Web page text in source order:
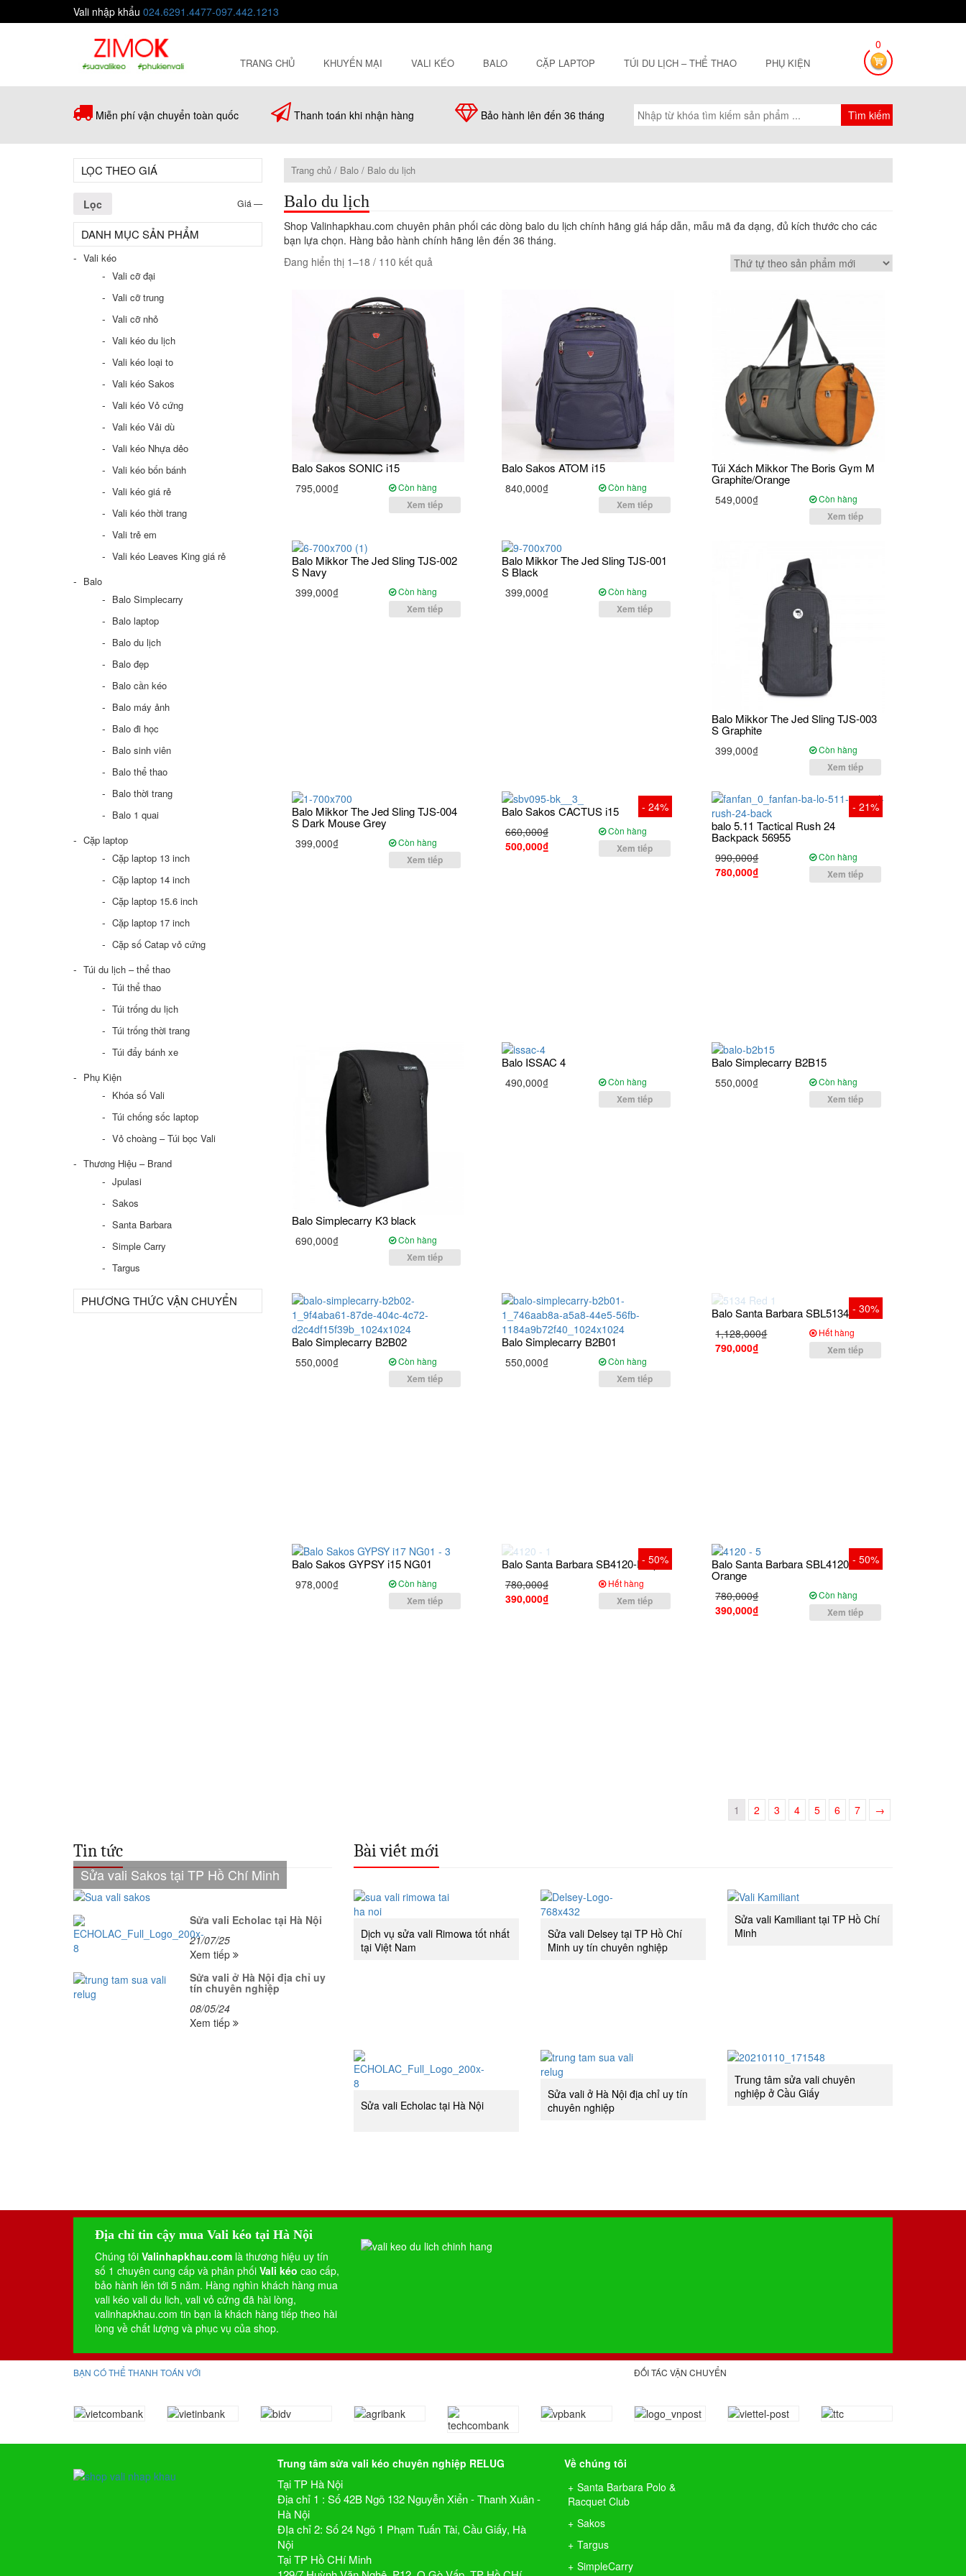
Vali nhập khẩu 024.6291.4477-097.442.1213
TRANG CHỦ KHUYẾN MẠI VALI KÉO BALO CẶP LAPTOP TÚI DU LỊCH – THỂ THAO PHỤ KIỆN
0
Miễn phí vận chuyển toàn quốc Thanh toán khi nhận hàng Bảo hành lên đến 36 tháng
LỌC THEO GIÁ
Lọc Giá —
DANH MỤC SẢN PHẨM
Vali kéo
Vali cỡ đại
Vali cỡ trung
Vali cỡ nhỏ
Vali kéo du lịch
Vali kéo loại to
Vali kéo Sakos
Vali kéo Vỏ cứng
Vali kéo Vải dù
Vali kéo Nhựa dẻo
Vali kéo bốn bánh
Vali kéo giá rẻ
Vali kéo thời trang
Vali trẻ em
Vali kéo Leaves King giá rẻ
Balo
Balo Simplecarry
Balo laptop
Balo du lịch
Balo đẹp
Balo cần kéo
Balo máy ảnh
Balo đi học
Balo sinh viên
Balo thể thao
Balo thời trang
Balo 1 quai
Cặp laptop
Cặp laptop 13 inch
Cặp laptop 14 inch
Cặp laptop 15.6 inch
Cặp laptop 17 inch
Cặp số Catap vỏ cứng
Túi du lịch – thể thao
Túi thể thao
Túi trống du lịch
Túi trống thời trang
Túi đẩy bánh xe
Phụ Kiện
Khóa số Vali
Túi chống sốc laptop
Vỏ choàng – Túi bọc Vali
Thương Hiệu – Brand
Jpulasi
Sakos
Santa Barbara
Simple Carry
Targus
PHƯƠNG THỨC VẬN CHUYỂN
Trang chủ / Balo/ Balo du lịch
Balo du lịch
Shop Valinhapkhau.com chuyên phân phối các dòng balo du lịch chính hãng giá hấp dẫn, mẫu mã đa dạng, đủ kích thước cho các
bạn lựa chọn. Hàng bảo hành chính hãng lên đến 36 tháng.
Đang hiển thị 1–18 / 110 kết quả
Balo Sakos SONIC i15
795,000₫ Còn hàng
Xem tiếp
Balo Sakos ATOM i15
840,000₫ Còn hàng
Xem tiếp
Túi Xách Mikkor The Boris Gym M
Graphite/Orange
549,000₫ Còn hàng
Xem tiếp
Balo Mikkor The Jed Sling TJS-002
S Navy
399,000₫ Còn hàng
Xem tiếp
Balo Mikkor The Jed Sling TJS-001
S Black
399,000₫ Còn hàng
Xem tiếp
Balo Mikkor The Jed Sling TJS-003
S Graphite
399,000₫ Còn hàng
Xem tiếp
Balo Mikkor The Jed Sling TJS-004
S Dark Mouse Grey
399,000₫ Còn hàng
Xem tiếp
- 24%
Balo Sakos CACTUS i15
660,000₫
500,000₫
Còn hàng
Xem tiếp
- 21%
balo 5.11 Tactical Rush 24
Backpack 56955
990,000₫
780,000₫
Còn hàng
Xem tiếp
Balo Simplecarry K3 black
690,000₫ Còn hàng
Xem tiếp
Balo ISSAC 4
490,000₫ Còn hàng
Xem tiếp
Balo Simplecarry B2B15
550,000₫ Còn hàng
Xem tiếp
Balo Simplecarry B2B02
550,000₫ Còn hàng
Xem tiếp
Balo Simplecarry B2B01
550,000₫ Còn hàng
Xem tiếp
- 30%
Balo Santa Barbara SBL5134 Red
1,128,000₫
790,000₫
Hết hàng
Xem tiếp
Balo Sakos GYPSY i15 NG01
978,000₫ Còn hàng
Xem tiếp
- 50%
Balo Santa Barbara SB4120-Purple
780,000₫
390,000₫
Hết hàng
Xem tiếp
- 50%
Balo Santa Barbara SBL4120-
Orange
780,000₫
390,000₫
Còn hàng
Xem tiếp
1 2 3 4 5 6 7 →
Tin tức
Sửa vali Sakos tại TP Hồ Chí Minh
Sửa vali Echolac tại Hà Nội
21/07/25
Xem tiếp
Sửa vali ở Hà Nội địa chỉ uy
tín chuyên nghiệp
08/05/24
Xem tiếp
Bài viết mới
Dịch vụ sửa vali Rimowa tốt nhất
tại Việt Nam
Sửa vali Delsey tại TP Hồ Chí
Minh uy tín chuyên nghiệp
Sửa vali Kamiliant tại TP Hồ Chí
Minh
Sửa vali Echolac tại Hà Nội
Sửa vali ở Hà Nội địa chỉ uy tín
chuyên nghiệp
Trung tâm sửa vali chuyên
nghiệp ở Cầu Giấy
Địa chỉ tin cậy mua Vali kéo tại Hà Nội
Chúng tôi Valinhapkhau.com là thương hiệu uy tín
số 1 chuyên cung cấp và phân phối Vali kéo cao cấp,
bảo hành lên tới 5 năm. Hàng nghìn khách hàng mua
vali kéo vali du lich, vali vỏ cứng đã hài lòng,
valinhapkhau.com tin bạn là khách hàng tiếp theo hài
lòng về chất lượng và phục vụ của shop.
BẠN CÓ THỂ THANH TOÁN VỚI ĐỐI TÁC VẬN CHUYỂN
Trung tâm sửa vali kéo chuyên nghiệp RELUG
Tại TP Hà Nội
Địa chỉ 1 : Số 42B Ngõ 132 Nguyễn Xiển - Thanh Xuân -
Hà Nội
ĐỊa chỉ 2: Số 24 Ngõ 1 Phạm Tuấn Tài, Cầu Giấy, Hà
Nội
Tại TP Hồ CHí Minh
Về chúng tôi
Santa Barbara Polo &
Racquet Club
Sakos
Targus
SimpleCarry